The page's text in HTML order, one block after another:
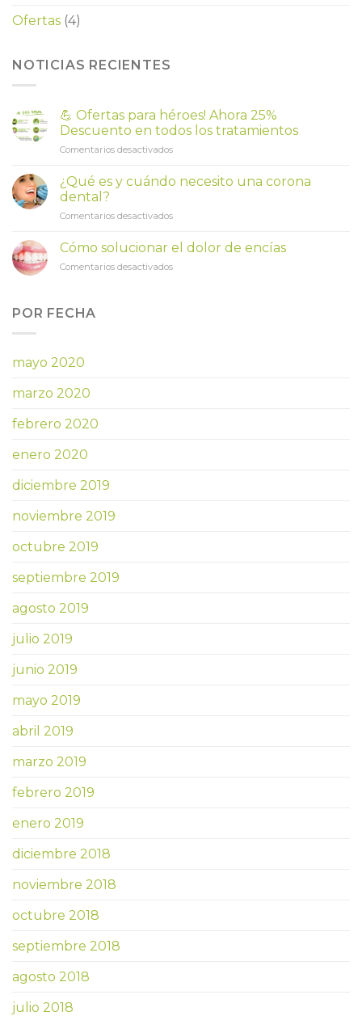
Ofertas (4)
NOTICIAS RECIENTES
💪 Ofertas para héroes! Ahora 25%
Descuento en todos los tratamientos
Comentarios desactivadosen
Ofertas
Ahora
Descuento
todos
¿Qué es y cuándo necesito una corona
dental?
Comentarios desactivadosen
es
cuándo
Cómo solucionar el dolor de encías
Comentarios desactivadosen
POR FECHA
mayo 2020
marzo 2020
febrero 2020
enero 2020
diciembre 2019
noviembre 2019
octubre 2019
septiembre 2019
agosto 2019
julio 2019
junio 2019
mayo 2019
abril 2019
marzo 2019
febrero 2019
enero 2019
diciembre 2018
noviembre 2018
octubre 2018
septiembre 2018
agosto 2018
julio 2018